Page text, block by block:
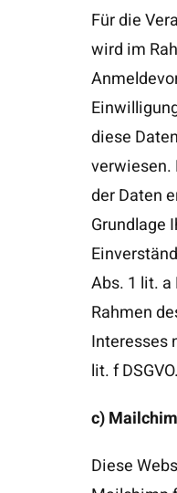
Für die
wird im
diese
verwiesen.
der Daten
Grundlage
Abs. 1 lit. a
Rahmen
Interesses
lit. f DSGVO.
c)
Diese